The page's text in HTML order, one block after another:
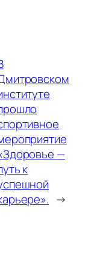
—
к
→